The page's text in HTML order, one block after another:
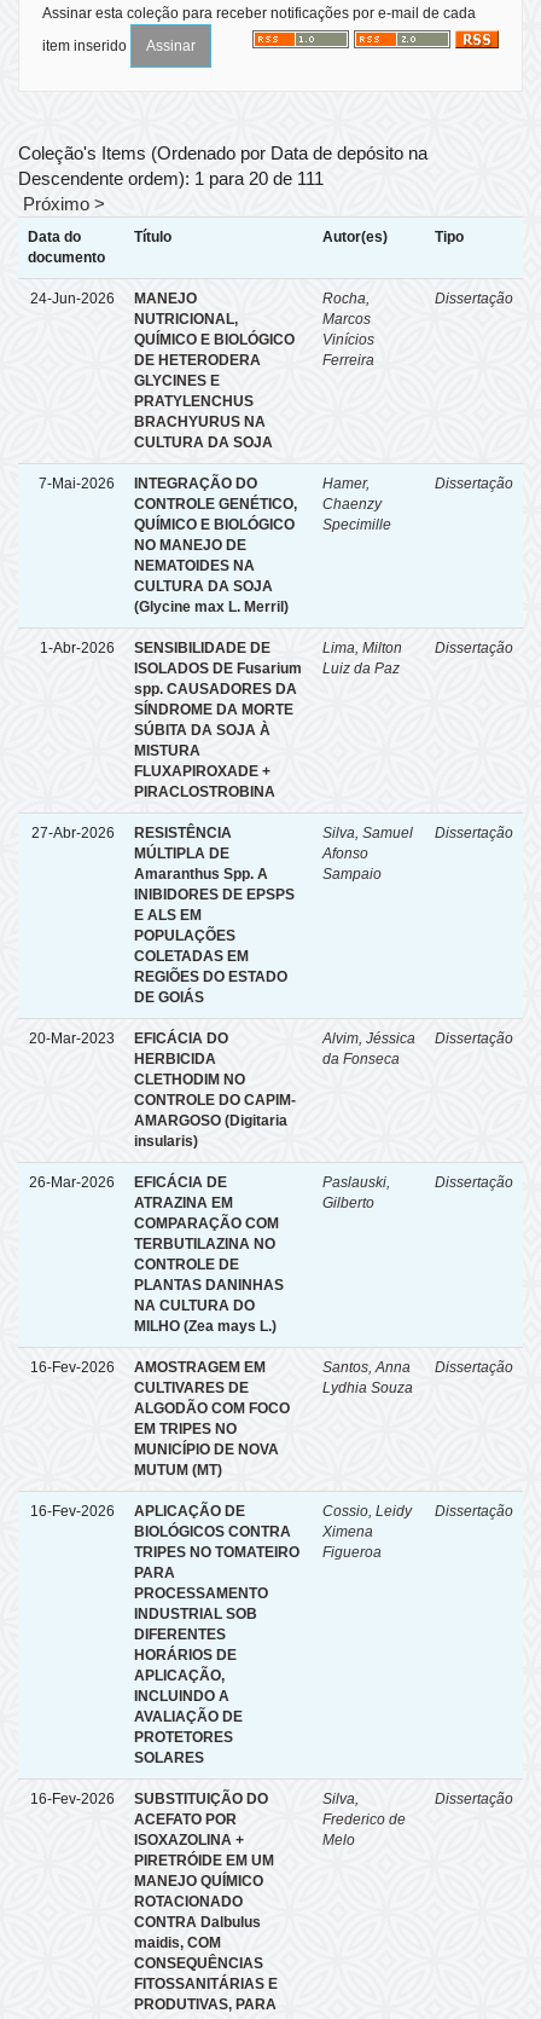
Assinar esta coleção para receber notificações por e-mail de cada
item inserido
Coleção's Items (Ordenado por Data de depósito na
Descendente ordem): 1 para 20 de 111
Próximo >
Data do
documento
Título Autor(es) Tipo
24-Jun-2026
MANEJO
NUTRICIONAL,
QUÍMICO E BIOLÓGICO
DE HETERODERA
GLYCINES E
PRATYLENCHUS
BRACHYURUS NA
CULTURA DA SOJA
Rocha,
Marcos
Vinícios
Ferreira
Dissertação
7-Mai-2026
INTEGRAÇÃO DO
CONTROLE GENÉTICO,
QUÍMICO E BIOLÓGICO
NO MANEJO DE
NEMATOIDES NA
CULTURA DA SOJA
(Glycine max L. Merril)
Hamer,
Chaenzy
Specimille
Dissertação
1-Abr-2026
SENSIBILIDADE DE
ISOLADOS DE Fusarium
spp. CAUSADORES DA
SÍNDROME DA MORTE
SÚBITA DA SOJA À
MISTURA
FLUXAPIROXADE +
PIRACLOSTROBINA
Lima, Milton
Luiz da Paz
Dissertação
27-Abr-2026
RESISTÊNCIA
MÚLTIPLA DE
Amaranthus Spp. A
INIBIDORES DE EPSPS
E ALS EM
POPULAÇÕES
COLETADAS EM
REGIÕES DO ESTADO
DE GOIÁS
Silva, Samuel
Afonso
Sampaio
Dissertação
20-Mar-2023
EFICÁCIA DO
HERBICIDA
CLETHODIM NO
CONTROLE DO CAPIM-
AMARGOSO (Digitaria
insularis)
Alvim, Jéssica
da Fonseca
Dissertação
26-Mar-2026
EFICÁCIA DE
ATRAZINA EM
COMPARAÇÃO COM
TERBUTILAZINA NO
CONTROLE DE
PLANTAS DANINHAS
NA CULTURA DO
MILHO (Zea mays L.)
Paslauski,
Gilberto
Dissertação
16-Fev-2026
AMOSTRAGEM EM
CULTIVARES DE
ALGODÃO COM FOCO
EM TRIPES NO
MUNICÍPIO DE NOVA
MUTUM (MT)
Santos, Anna
Lydhia Souza
Dissertação
16-Fev-2026
APLICAÇÃO DE
BIOLÓGICOS CONTRA
TRIPES NO TOMATEIRO
PARA
PROCESSAMENTO
INDUSTRIAL SOB
DIFERENTES
HORÁRIOS DE
APLICAÇÃO,
INCLUINDO A
AVALIAÇÃO DE
PROTETORES
SOLARES
Cossio, Leidy
Ximena
Figueroa
Dissertação
16-Fev-2026
SUBSTITUIÇÃO DO
ACEFATO POR
ISOXAZOLINA +
PIRETRÓIDE EM UM
MANEJO QUÍMICO
ROTACIONADO
CONTRA Dalbulus
maidis, COM
CONSEQUÊNCIAS
FITOSSANITÁRIAS E
PRODUTIVAS, PARA
Silva,
Frederico de
Melo
Dissertação